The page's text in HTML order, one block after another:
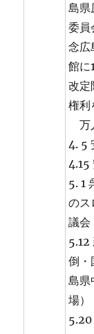
島県
委員
念広
館
改定
権
万
4. 5
4.15
5. 1
のス
議会
5.12
倒・
島県
場）
5.20